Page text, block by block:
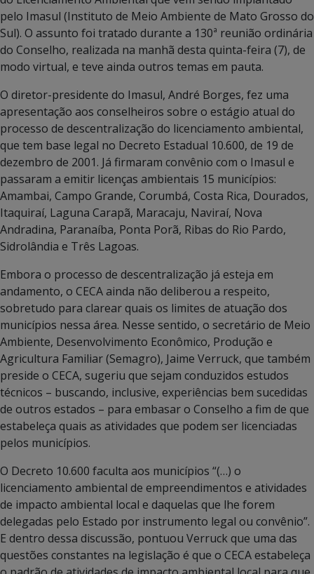
pelo Imasul (Instituto de Meio Ambiente de Mato Grosso do
Sul). O assunto foi tratado durante a 130ª reunião ordinária
do Conselho, realizada na manhã desta quinta-feira (7), de
modo virtual, e teve ainda outros temas em pauta.
O diretor-presidente do Imasul, André Borges, fez uma
apresentação aos conselheiros sobre o estágio atual do
processo de descentralização do licenciamento ambiental,
que tem base legal no Decreto Estadual 10.600, de 19 de
dezembro de 2001. Já firmaram convênio com o Imasul e
passaram a emitir licenças ambientais 15 municípios:
Amambai, Campo Grande, Corumbá, Costa Rica, Dourados,
Itaquiraí, Laguna Carapã, Maracaju, Naviraí, Nova
Andradina, Paranaíba, Ponta Porã, Ribas do Rio Pardo,
Sidrolândia e Três Lagoas.
Embora o processo de descentralização já esteja em
andamento, o CECA ainda não deliberou a respeito,
sobretudo para clarear quais os limites de atuação dos
municípios nessa área. Nesse sentido, o secretário de Meio
Ambiente, Desenvolvimento Econômico, Produção e
Agricultura Familiar (Semagro), Jaime Verruck, que também
preside o CECA, sugeriu que sejam conduzidos estudos
técnicos – buscando, inclusive, experiências bem sucedidas
de outros estados – para embasar o Conselho a fim de que
estabeleça quais as atividades que podem ser licenciadas
pelos municípios.
O Decreto 10.600 faculta aos municípios “(…) o
licenciamento ambiental de empreendimentos e atividades
de impacto ambiental local e daquelas que lhe forem
delegadas pelo Estado por instrumento legal ou convênio”.
E dentro dessa discussão, pontuou Verruck que uma das
questões constantes na legislação é que o CECA estabeleça